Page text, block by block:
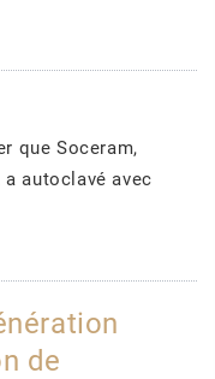
que Soceram,
a autoclavé avec
de